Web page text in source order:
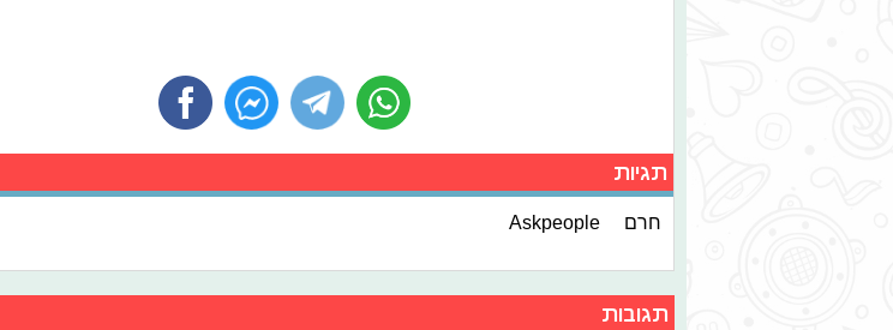
תגיות
חרם Askpeople
תגובות